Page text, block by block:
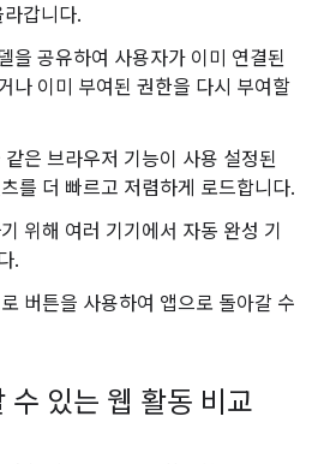
갑니다.
을 공유하여 사용자가 이미 연결된
나 이미 부여된 권한을 다시 부여할
은 브라우저 기능이 사용 설정된
를 더 빠르고 저렴하게 로드합니다.
위해 여러 기기에서 자동 완성 기
.
버튼을 사용하여 앱으로 돌아갈 수
수 있는 웹 활동 비교